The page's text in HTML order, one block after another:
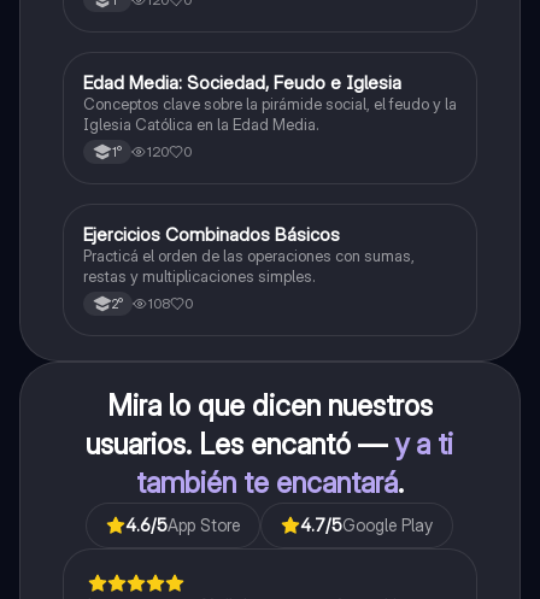
EHistoria
Edad Media: Sociedad, Feudo e Iglesia
Conceptos clave sobre la pirámide social, el feudo y la
Iglesia Católica en la Edad Media.
1° 120 0
EMatemáticas
Ejercicios Combinados Básicos
Practicá el orden de las operaciones con sumas,
restas y multiplicaciones simples.
2° 108 0
Mira lo que dicen nuestros
usuarios. Les encantó —y a ti
también te encantará.
4.6/5App Store 4.7/5Google Play